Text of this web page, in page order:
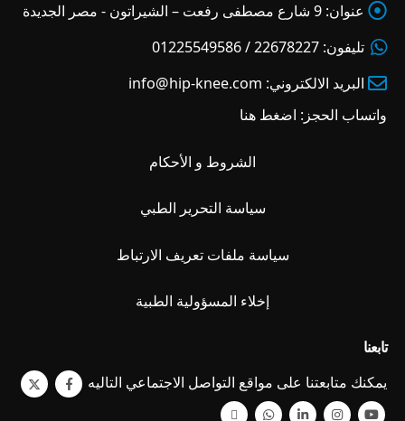
عنوان: 9 شارع مصطفى رفعت – الشيراتون - مصر الجديدة
تليفون: 22678227 / 01225549586
البريد الالكتروني: info@hip-knee.com
واتساب الحجز: اضغط هنا
الشروط و الأحكام
سياسة التحرير الطبي
سياسة ملفات تعريف الارتباط
إخلاء المسؤولية الطبية
تابعنا
يمكنك متابعتنا على مواقع التواصل الاجتماعي التاليه